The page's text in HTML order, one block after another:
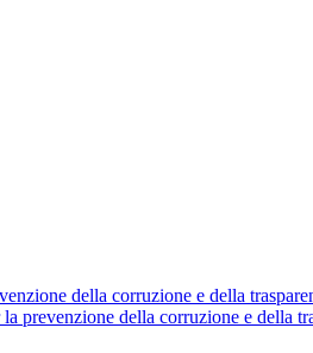
della corruzione e della
prevenzione della corruzione e della